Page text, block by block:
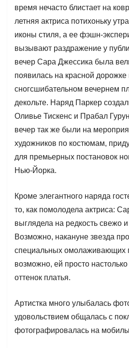
время нечасто блистает на
летняя актриса потихоньку
иконы стиля, а ее фэшн-
вызывают раздражение у
вечер Сара Джессика была
появилась на красной дорожке
сногсшибательном вечернем
декольте. Наряд Паркер
Оливье Тискенс и Прабал
вечер так же были на
художников по костюмам,
для премьерных постановок
Нью-Йорка.
Кроме элегантного наряда
то, как помолодела актриса:
выглядела на редкость свежо
Возможно, накануне звезда
специальных омолаживающих
возможно, ей просто
оттенок платья.
Артистка много улыбалась
удовольствием общалась с
фотографировалась на